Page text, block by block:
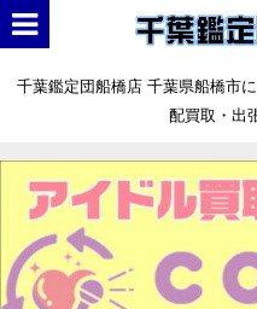
千葉鑑定団船橋店 千葉県船橋市
配買取・出